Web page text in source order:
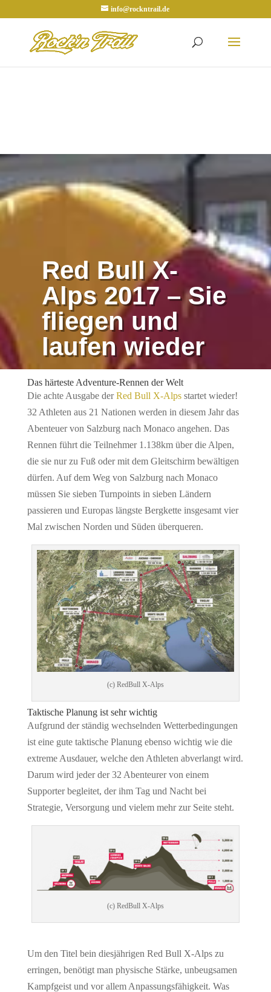
info@rockntrail.de
Red Bull X-
Alps 2017 – Sie
fliegen und
laufen wieder
Das härteste Adventure-Rennen der Welt
Die achte Ausgabe derRed Bull X-Alpsstartet wieder!
32 Athleten aus 21 Nationen werden in diesem Jahr das
Abenteuer von Salzburg nach Monaco angehen. Das
Rennen führt die Teilnehmer 1.138km über die Alpen,
die sie nur zu Fuß oder mit dem Gleitschirm bewältigen
dürfen. Auf dem Weg von Salzburg nach Monaco
müssen Sie sieben Turnpoints in sieben Ländern
passieren und Europas längste Bergkette insgesamt vier
Mal zwischen Norden und Süden überqueren.
(c) RedBull X-Alps
Taktische Planung ist sehr wichtig
Aufgrund der ständig wechselnden Wetterbedingungen
ist eine gute taktische Planung ebenso wichtig wie die
extreme Ausdauer, welche den Athleten abverlangt wird.
Darum wird jeder der 32 Abenteurer von einem
Supporter begleitet, der ihm Tag und Nacht bei
Strategie, Versorgung und vielem mehr zur Seite steht.
(c) RedBull X-Alps
Um den Titel bein diesjährigen Red Bull X-Alps zu
erringen, benötigt man physische Stärke, unbeugsamen
Kampfgeist und vor allem Anpassungsfähigkeit. Was